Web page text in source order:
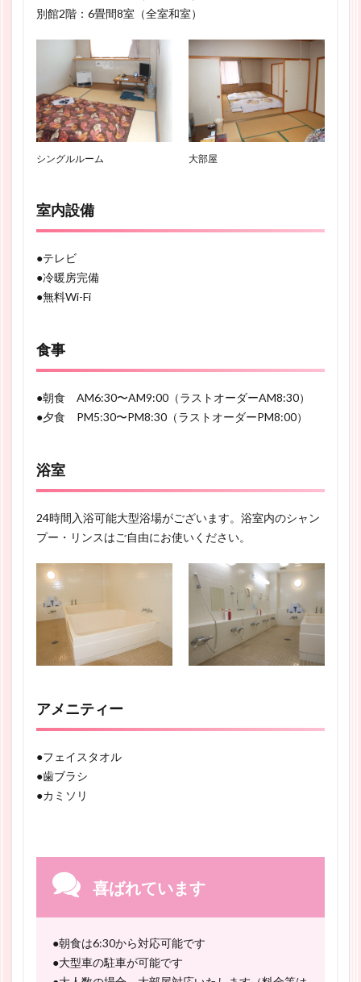
別館2階：6畳間8室（全室和室）
シングルルーム 大部屋
室内設備
●テレビ
●冷暖房完備
●無料Wi-Fi
食事
●朝食 AM6:30〜AM9:00（ラストオーダーAM8:30）
●夕食 PM5:30〜PM8:30（ラストオーダーPM8:00）
浴室
24時間入浴可能大型浴場がございます。浴室内のシャン
プー・リンスはご自由にお使いください。
アメニティー
●フェイスタオル
●歯ブラシ
●カミソリ
喜ばれています
●朝食は6:30から対応可能です
●大型車の駐車が可能です